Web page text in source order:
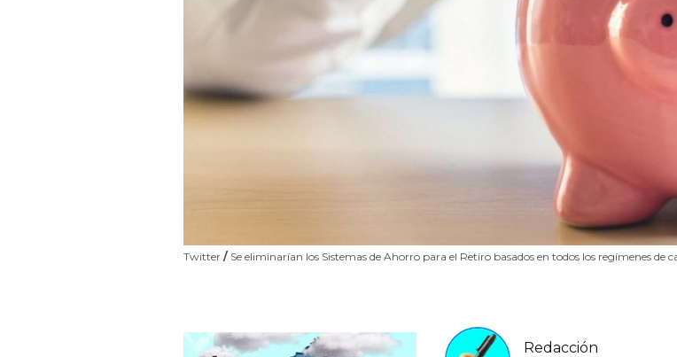
Twitter / Se eliminarían los Sistemas de Ahorro para el Retiro basados en todos los regímenes de
Redacción